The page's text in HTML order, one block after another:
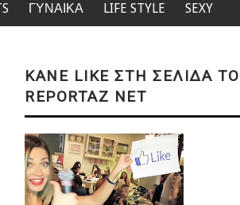
ΓΥΝΑΙΚΑ LIFE STYLE SEXY
KANE LIKE ΣΤΗ ΣΕΛΙΔΑ
REPORTAZ NET